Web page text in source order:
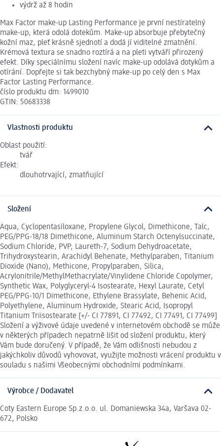
výdrž až 8 hodin
Max Factor make-up Lasting Performance je první nestíratelný
make-up, která odolá dotekům. Make-up absorbuje přebytečný
kožní maz, pleť krásně sjednotí a dodá jí viditelné zmatnění.
Krémová textura se snadno roztírá a na pleti vytváří přirozený
efekt. Díky speciálnímu složení navíc make-up odolává dotykům a
otírání. Dopřejte si tak bezchybný make-up po celý den s Max
Factor Lasting Performance.
číslo produktu dm: 1499010
GTIN: 50683338
Vlastnosti produktu
Oblast použití:
tvář
Efekt:
dlouhotrvající, zmatňující
Složení
Aqua, Cyclopentasiloxane, Propylene Glycol, Dimethicone, Talc,
PEG/PPG-18/18 Dimethicone, Aluminum Starch Octenylsuccinate,
Sodium Chloride, PVP, Laureth-7, Sodium Dehydroacetate,
Trihydroxystearin, Arachidyl Behenate, Methylparaben, Titanium
Dioxide (Nano), Methicone, Propylparaben, Silica,
Acrylonitrile/MethylMethacrylate/Vinylidene Chloride Copolymer,
Synthetic Wax, Polyglyceryl-4 Isostearate, Hexyl Laurate, Cetyl
PEG/PPG-10/1 Dimethicone, Ethylene Brassylate, Behenic Acid,
Polyethylene, Aluminum Hydroxide, Stearic Acid, Isopropyl
Titanium Triisostearate [+/- CI 77891, CI 77492, CI 77491, CI 77499]
Složení a výživové údaje uvedené v internetovém obchodě se může
v některých případech nepatrně lišit od složení produktu, který
Vám bude doručený. V případě, že Vám odlišnosti nebudou z
jakýchkoliv důvodů vyhovovat, využijte možnosti vrácení produktu v
souladu s našimi Všeobecnými obchodními podmínkami.
Výrobce / Dodavatel
Coty Eastern Europe Sp.z.o.o. ul. Domaniewska 34a, Varšava 02-
672, Polsko